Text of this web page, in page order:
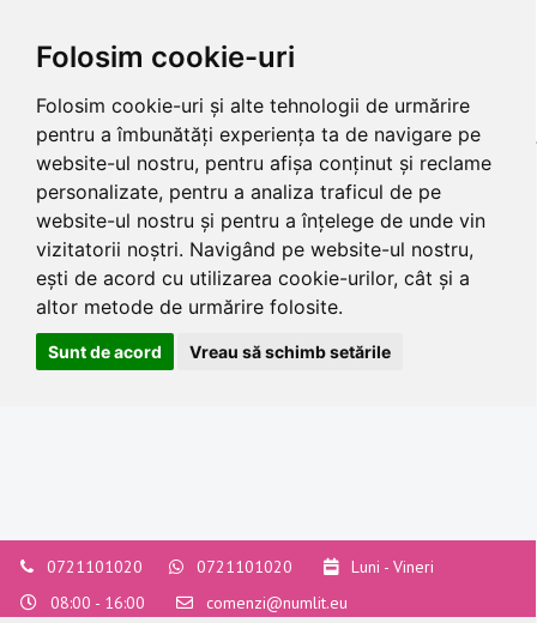
Folosim cookie-uri
Folosim cookie-uri și alte tehnologii de urmărire
pentru a îmbunătăți experiența ta de navigare pe
website-ul nostru, pentru afișa conținut și reclame
personalizate, pentru a analiza traficul de pe
website-ul nostru și pentru a înțelege de unde vin
vizitatorii noștri. Navigând pe website-ul nostru,
ești de acord cu utilizarea cookie-urilor, cât și a
altor metode de urmărire folosite.
Sunt de acord Vreau să schimb setările
0721101020 0721101020
Luni - Vineri
08:00 - 16:00
comenzi@numlit.eu